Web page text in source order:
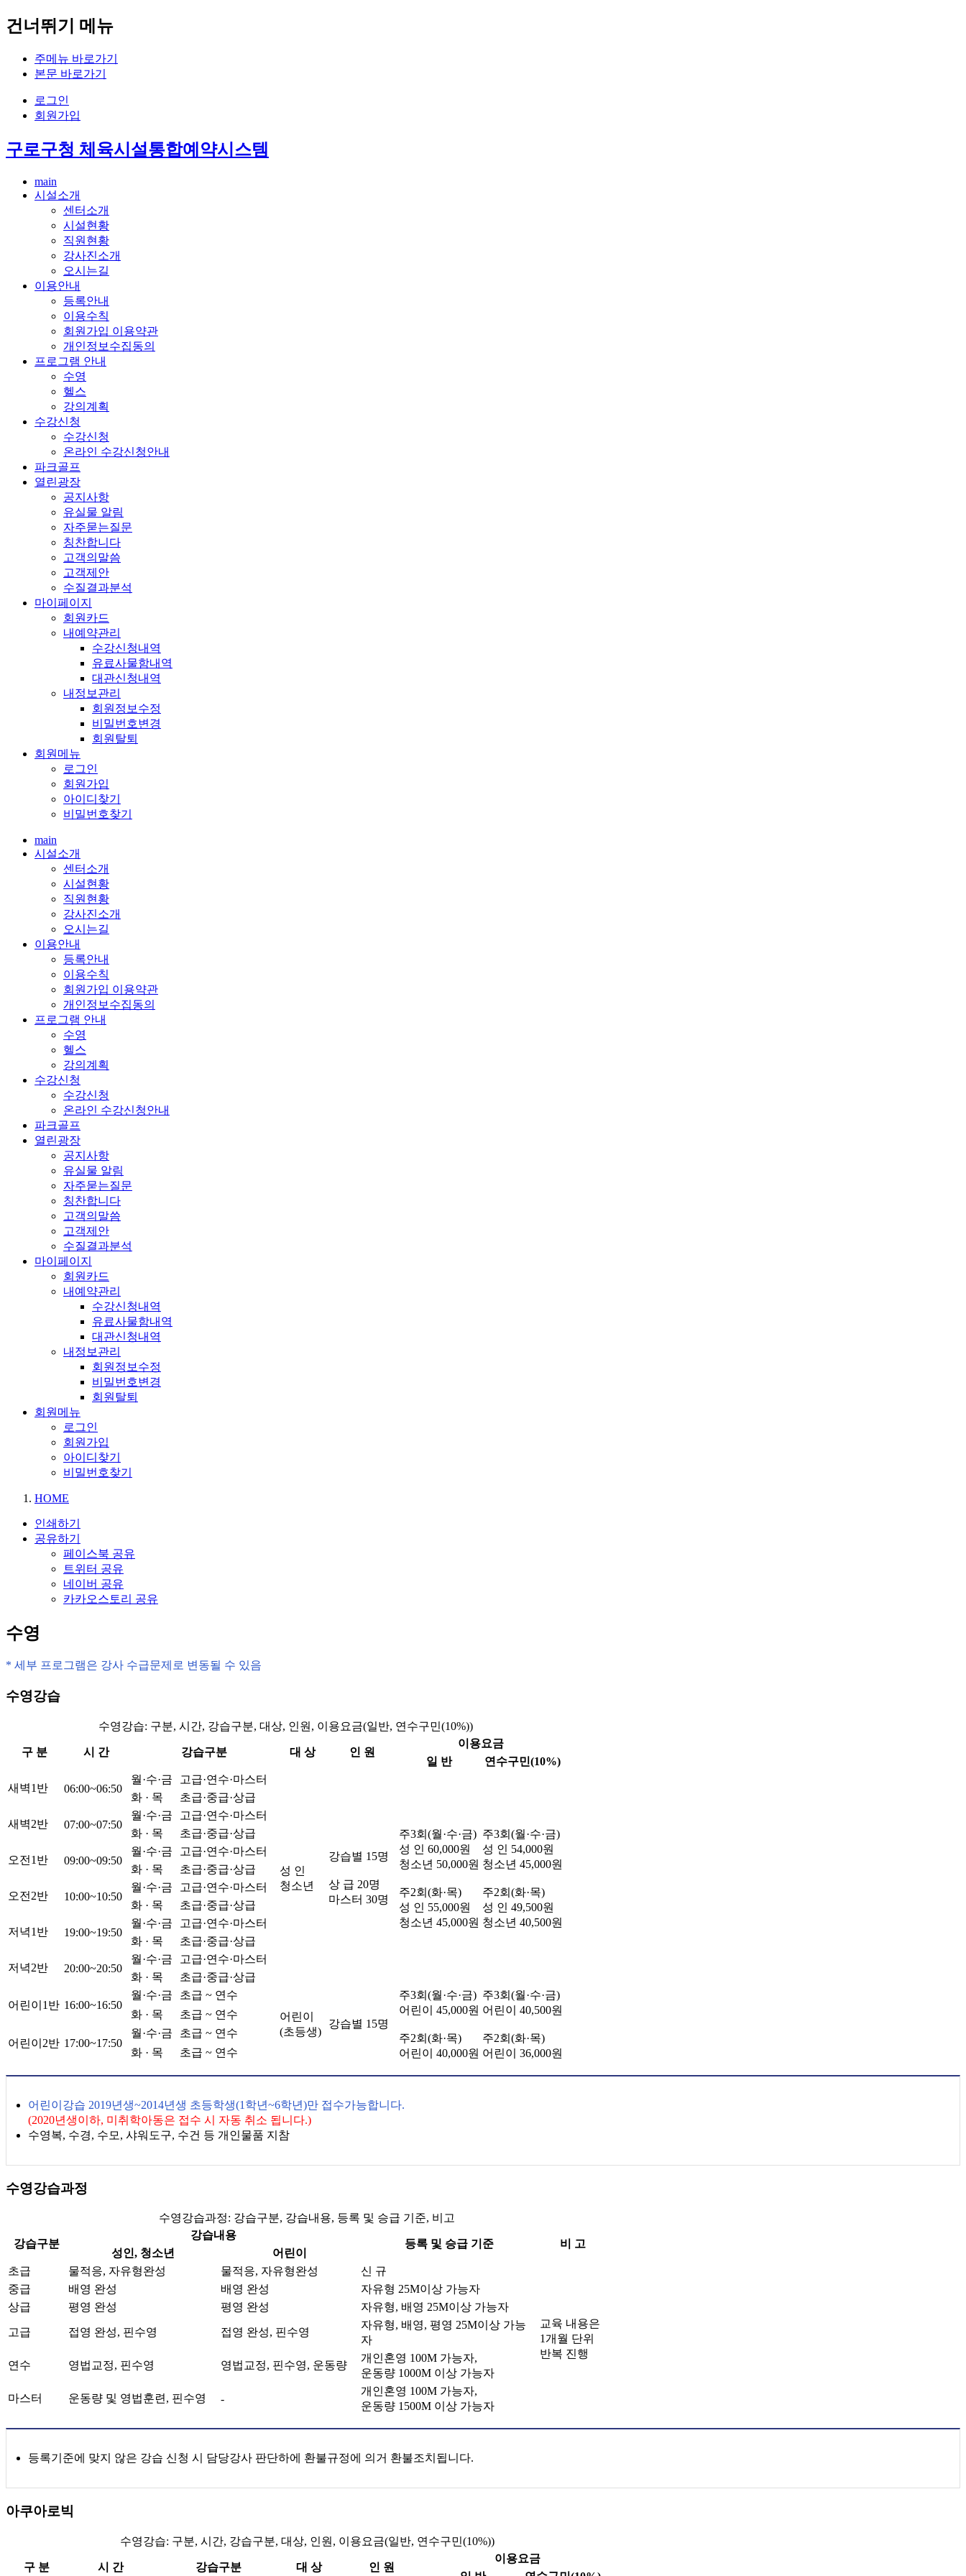
건너뛰기 메뉴
주메뉴 바로가기
본문 바로가기
로그인
회원가입
구로구청 체육시설통합예약시스템
main
시설소개
센터소개
시설현황
직원현황
강사진소개
오시는길
이용안내
등록안내
이용수칙
회원가입 이용약관
개인정보수집동의
프로그램 안내
수영
헬스
강의계획
수강신청
수강신청
온라인 수강신청안내
파크골프
열린광장
공지사항
유실물 알림
자주묻는질문
칭찬합니다
고객의말씀
고객제안
수질결과분석
마이페이지
회원카드
내예약관리
수강신청내역
유료사물함내역
대관신청내역
내정보관리
회원정보수정
비밀번호변경
회원탈퇴
회원메뉴
로그인
회원가입
아이디찾기
비밀번호찾기
main
시설소개
센터소개
시설현황
직원현황
강사진소개
오시는길
이용안내
등록안내
이용수칙
회원가입 이용약관
개인정보수집동의
프로그램 안내
수영
헬스
강의계획
수강신청
수강신청
온라인 수강신청안내
파크골프
열린광장
공지사항
유실물 알림
자주묻는질문
칭찬합니다
고객의말씀
고객제안
수질결과분석
마이페이지
회원카드
내예약관리
수강신청내역
유료사물함내역
대관신청내역
내정보관리
회원정보수정
비밀번호변경
회원탈퇴
회원메뉴
로그인
회원가입
아이디찾기
비밀번호찾기
HOME
인쇄하기
공유하기
페이스북 공유
트위터 공유
네이버 공유
카카오스토리 공유
수영
* 세부 프로그램은 강사 수급문제로 변동될 수 있음
수영강습
수영강습: 구분, 시간, 강습구분, 대상, 인원, 이용요금(일반, 연수구민(10%))
구 분 시 간 강습구분 대 상 인 원
이용요금
일 반
연수구민(10%)
새벽1반 06:00~06:50
월·수·금 고급·연수·마스터
성 인
청소년
강습별 15명
상 급 20명
마스터 30명
주3회(월·수·금)
성 인 60,000원
청소년 50,000원
주2회(화·목)
성 인 55,000원
청소년 45,000원
주3회(월·수·금)
성 인 54,000원
청소년 45,000원
주2회(화·목)
성 인 49,500원
청소년 40,500원
화 · 목 초급·중급·상급
새벽2반 07:00~07:50
월·수·금
고급·연수·마스터
화 · 목
초급·중급·상급
오전1반 09:00~09:50
월·수·금
고급·연수·마스터
화 · 목
초급·중급·상급
오전2반 10:00~10:50
월·수·금
고급·연수·마스터
화 · 목
초급·중급·상급
저녁1반 19:00~19:50
월·수·금
고급·연수·마스터
화 · 목
초급·중급·상급
저녁2반 20:00~20:50
월·수·금
고급·연수·마스터
화 · 목
초급·중급·상급
어린이1반 16:00~16:50
월·수·금
초급 ~ 연수
어린이
(초등생)
강습별 15명
주3회(월·수·금)
어린이 45,000원
주2회(화·목)
어린이 40,000원
주3회(월·수·금)
어린이 40,500원
주2회(화·목)
어린이 36,000원
화 · 목 초급 ~ 연수
어린이2반 17:00~17:50
월·수·금
초급 ~ 연수
화 · 목
초급 ~ 연수
어린이강습 2019년생~2014년생 초등학생(1학년~6학년)만 접수가능합니다.
(2020년생이하, 미취학아동은 접수 시 자동 취소 됩니다.)
수영복, 수경, 수모, 샤워도구, 수건 등 개인물품 지참
수영강습과정
수영강습과정: 강습구분, 강습내용, 등록 및 승급 기준, 비고
강습구분
강습내용
등록 및 승급 기준 비 고
성인, 청소년
어린이
초급
물적응, 자유형완성 물적응, 자유형완성 신 규
교육 내용은
1개월 단위
반복 진행
중급 배영 완성 배영 완성
자유형 25M이상 가능자
상급
평영 완성 평영 완성 자유형, 배영 25M이상 가능자
고급 접영 완성, 핀수영 접영 완성, 핀수영
자유형, 배영, 평영 25M이상 가능
자
연수 영법교정, 핀수영 영법교정, 핀수영, 운동량
개인혼영 100M 가능자,
운동량 1000M 이상 가능자
마스터 운동량 및 영법훈련, 핀수영 -
개인혼영 100M 가능자,
운동량 1500M 이상 가능자
등록기준에 맞지 않은 강습 신청 시 담당강사 판단하에 환불규정에 의거 환불조치됩니다.
아쿠아로빅
수영강습: 구분, 시간, 강습구분, 대상, 인원, 이용요금(일반, 연수구민(10%))
구 분 시 간 강습구분 대 상 인 원
이용요금